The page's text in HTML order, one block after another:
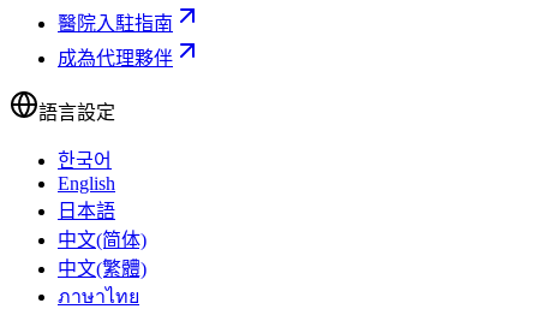
醫院入駐指南
成為代理夥伴
語言設定
한국어
English
日本語
中文(简体)
中文(繁體)
ภาษาไทย